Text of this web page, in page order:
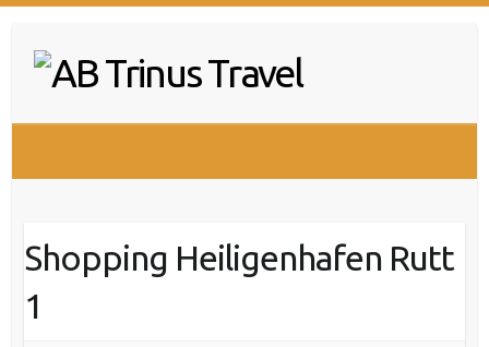
innehåll
Shopping Heiligenhafen Rutt
1